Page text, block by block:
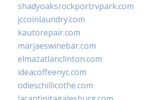
shadyoaksrockportrvpark.com
jccoinlaundry.com
kautorepair.com
marjaeswinebar.com
elmazatlanclinton.com
ideacoffeenyc.com
odieschillicothe.com